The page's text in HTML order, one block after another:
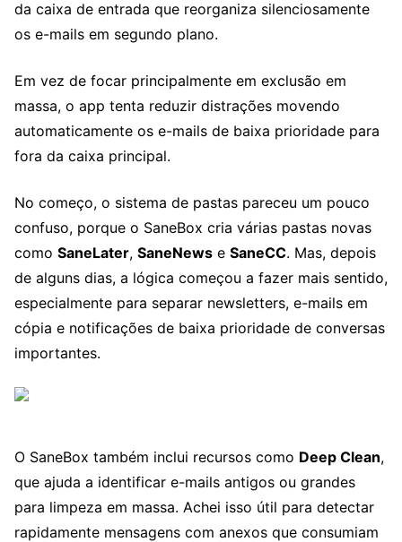
da caixa de entrada que reorganiza silenciosamente
os e-mails em segundo plano.
Em vez de focar principalmente em exclusão em
massa, o app tenta reduzir distrações movendo
automaticamente os e-mails de baixa prioridade para
fora da caixa principal.
No começo, o sistema de pastas pareceu um pouco
confuso, porque o SaneBox cria várias pastas novas
como SaneLater, SaneNews e SaneCC. Mas, depois
de alguns dias, a lógica começou a fazer mais sentido,
especialmente para separar newsletters, e-mails em
cópia e notificações de baixa prioridade de conversas
importantes.
O SaneBox também inclui recursos como Deep Clean,
que ajuda a identificar e-mails antigos ou grandes
para limpeza em massa. Achei isso útil para detectar
rapidamente mensagens com anexos que consumiam